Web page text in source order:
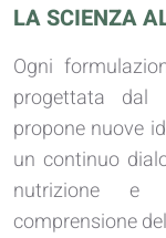
LA SCIENZA
Ogni
progettata dal
propone nuove
un continuo
nutrizione e
comprensione